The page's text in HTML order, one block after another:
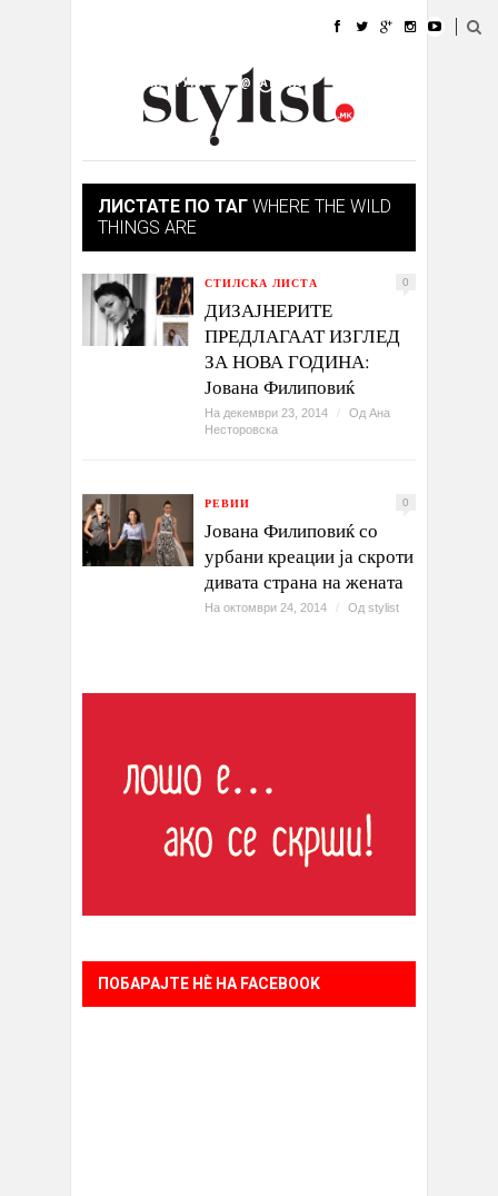
УБАВИНА
КУЛТУРА @РАБОТА
ИЗЛОГ
ЛИСТАТЕ ПО ТАГ WHERE THE WILD
THINGS ARE
СТИЛСКА ЛИСТА 0
ДИЗАЈНЕРИТЕ
ПРЕДЛАГААТ ИЗГЛЕД
ЗА НОВА ГОДИНА:
Јована Филиповиќ
На декември 23, 2014 / Од Ана
Несторовска
РЕВИИ 0
Јована Филиповиќ со
урбани креации ја скроти
дивата страна на жената
На октомври 24, 2014 / Од stylist
ПОБАРАЈТЕ НÈ НА FACEBOOK